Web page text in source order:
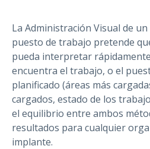
La Administración Visual de
puesto de trabajo pretende
pueda interpretar
encuentra el trabajo, o el
planificado (áreas más
cargados, estado de los
el equilibrio entre ambos
resultados para cualquier
implante.